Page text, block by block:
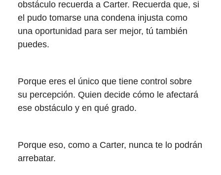
obstáculo recuerda a Carter. Recuerda que, si
el pudo tomarse una condena injusta como
una oportunidad para ser mejor, tú también
puedes.
Porque eres el único que tiene control sobre
su percepción. Quien decide cómo le afectará
ese obstáculo y en qué grado.
Porque eso, como a Carter, nunca te lo podrán
arrebatar.